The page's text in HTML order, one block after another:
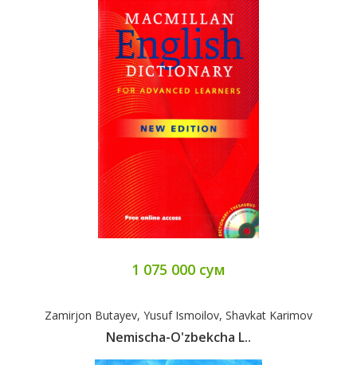
1 075 000 сум
Zamirjon Butayev, Yusuf Ismoilov, Shavkat Karimov
Nemischa-O'zbekcha L..